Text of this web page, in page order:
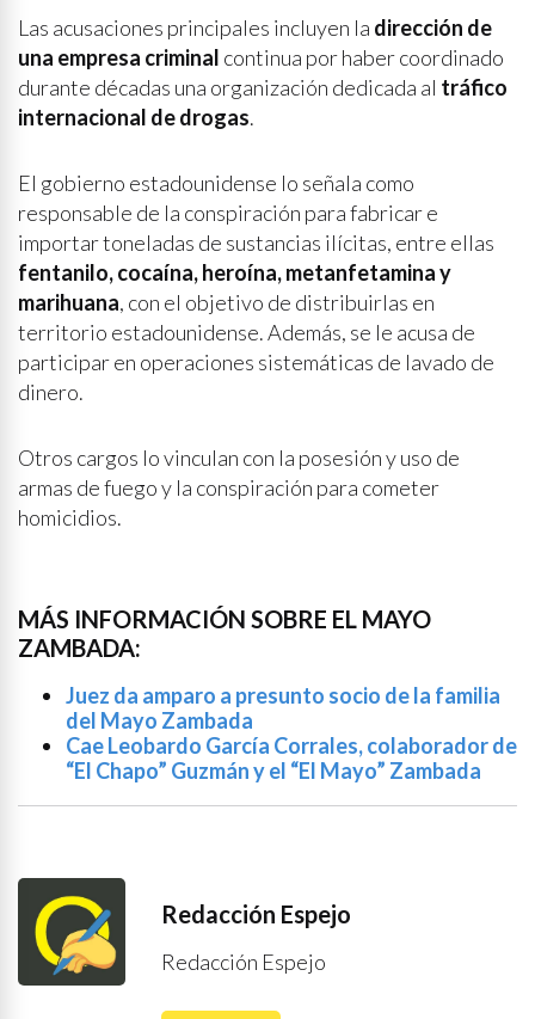
Las acusaciones principales incluyen la dirección de
una empresa criminal continua por haber coordinado
durante décadas una organización dedicada al tráfico
internacional de drogas.
El gobierno estadounidense lo señala como
responsable de la conspiración para fabricar e
importar toneladas de sustancias ilícitas, entre ellas
fentanilo, cocaína, heroína, metanfetamina y
marihuana, con el objetivo de distribuirlas en
territorio estadounidense. Además, se le acusa de
participar en operaciones sistemáticas de lavado de
dinero.
Otros cargos lo vinculan con la posesión y uso de
armas de fuego y la conspiración para cometer
homicidios.
MÁS INFORMACIÓN SOBRE EL MAYO
ZAMBADA:
Juez da amparo a presunto socio de la familia
del Mayo Zambada
Cae Leobardo García Corrales, colaborador de
“El Chapo” Guzmán y el “El Mayo” Zambada
Redacción Espejo
Redacción Espejo